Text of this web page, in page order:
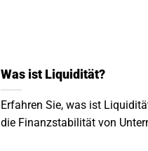
Was ist Liquidität?
Erfahren Sie, was ist
die Finanzstabilität von